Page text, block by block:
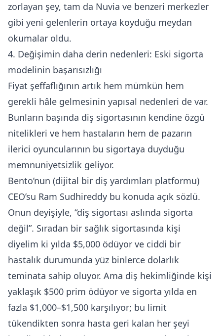
zorlayan şey, tam da Nuvia ve benzeri merkezler
gibi yeni gelenlerin ortaya koyduğu meydan
okumalar oldu.
4. Değişimin daha derin nedenleri: Eski sigorta
modelinin başarısızlığı
Fiyat şeffaflığının artık hem mümkün hem
gerekli hâle gelmesinin yapısal nedenleri de var.
Bunların başında diş sigortasının kendine özgü
nitelikleri ve hem hastaların hem de pazarın
ilerici oyuncularının bu sigortaya duyduğu
memnuniyetsizlik geliyor.
Bento’nun (dijital bir diş yardımları platformu)
CEO’su Ram Sudhireddy bu konuda açık sözlü.
Onun deyişiyle, “diş sigortası aslında sigorta
değil”. Sıradan bir sağlık sigortasında kişi
diyelim ki yılda $5,000 ödüyor ve ciddi bir
hastalık durumunda yüz binlerce dolarlık
teminata sahip oluyor. Ama diş hekimliğinde kişi
yaklaşık $500 prim ödüyor ve sigorta yılda en
fazla $1,000–$1,500 karşılıyor; bu limit
tükendikten sonra hasta geri kalan her şeyi